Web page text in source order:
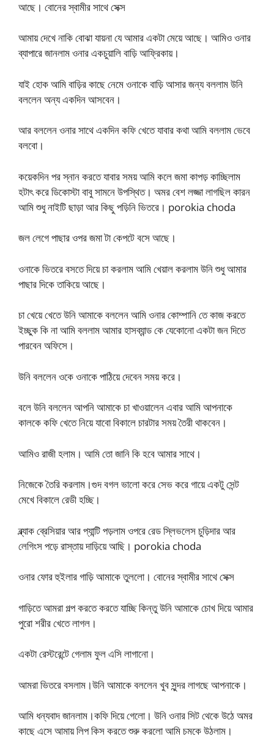
আছে। বোনের স্বামীর সাথে সেক্স
আমায় দেখে নাকি বোঝা যায়না যে আমার একটা মেয়ে আছে। আমিও ওনার
ব্যাপারে জানলাম ওনার একচুয়ালি বাড়ি আফ্রিকায়।
যাই হোক আমি বাড়ির কাছে নেমে ওনাকে বাড়ি আসার জন্য বললাম উনি
বললেন অন্য একদিন আসবেন।
আর বললেন ওনার সাথে একদিন কফি খেতে যাবার কথা আমি বললাম ভেবে
বলবো।
কয়েকদিন পর স্নান করতে যাবার সময় আমি কলে জমা কাপড় কাচ্ছিলাম
হটাৎ করে ডিকোস্টা বাবু সামনে উপস্থিত। অমর বেশ লজ্জা লাগছিল কারন
আমি শুধু নাইটি ছাড়া আর কিছু পড়িনি ভিতরে। porokia choda
জল লেগে পাছার ওপর জমা টা কেপটে বসে আছে।
ওনাকে ভিতরে বসতে দিয়ে চা করলাম আমি খেয়াল করলাম উনি শুধু আমার
পাছার দিকে তাকিয়ে আছে।
চা খেয়ে খেতে উনি আমাকে বললেন আমি ওনার কোম্পানি তে কাজ করতে
ইচ্ছুক কি না আমি বললাম আমার হাসব্যান্ড কে যেকোনো একটা জন দিতে
পারবেন অফিসে।
উনি বললেন ওকে ওনাকে পাঠিয়ে দেবেন সময় করে।
বলে উনি বললেন আপনি আমাকে চা খাওয়ালেন এবার আমি আপনাকে
কালকে কফি খেতে নিয়ে যাবো বিকালে চারটার সময় তৈরী থাকবেন।
আমিও রাজী হলাম। আমি তো জানি কি হবে আমার সাথে।
নিজেকে তৈরি করলাম।গুদ বগল ভালো করে সেভ করে গায়ে একটু সেন্ট
মেখে বিকালে রেডী হচ্ছি।
ব্ল্যাক ব্রেসিয়ার আর প্যান্টি পড়লাম ওপরে রেড স্লিভলেস চুড়িদার আর
লেগিংস পড়ে রাস্তায় দাড়িয়ে আছি। porokia choda
ওনার ফোর হুইলার গাড়ি আমাকে তুললো। বোনের স্বামীর সাথে সেক্স
গাড়িতে আমরা গল্প করতে করতে যাচ্ছি কিন্তু উনি আমাকে চোখ দিয়ে আমার
পুরো শরীর খেতে লাগল।
একটা রেস্টরেন্টে গেলাম ফুল এসি লাগানো।
আমরা ভিতরে বসলাম।উনি আমাকে বললেন খুব সুন্দর লাগছে আপনাকে।
আমি ধন্যবাদ জানলাম।কফি দিয়ে গেলো। উনি ওনার সিট থেকে উঠে অমর
কাছে এসে আমায় লিপ কিস করতে শুরু করলো আমি চমকে উঠলাম।